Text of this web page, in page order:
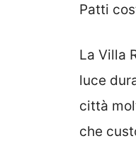
Patti
La Villa
luce
città
che